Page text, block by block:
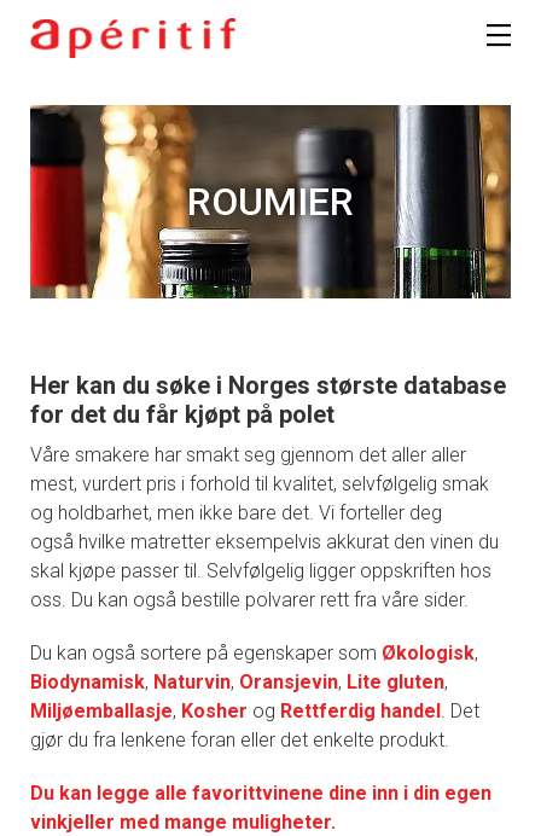
ROUMIER
Her kan du søke i Norges største database
for det du får kjøpt på polet
Våre smakere har smakt seg gjennom det aller aller
mest, vurdert pris i forhold til kvalitet, selvfølgelig smak
og holdbarhet, men ikke bare det. Vi forteller deg
også hvilke matretter eksempelvis akkurat den vinen du
skal kjøpe passer til. Selvfølgelig ligger oppskriften hos
oss. Du kan også bestille polvarer rett fra våre sider.
Du kan også sortere på egenskaper som Økologisk,
Biodynamisk, Naturvin, Oransjevin, Lite gluten,
Miljøemballasje, Kosher og Rettferdig handel. Det
gjør du fra lenkene foran eller det enkelte produkt.
Du kan legge alle favorittvinene dine inn i din egen
vinkjeller med mange muligheter.